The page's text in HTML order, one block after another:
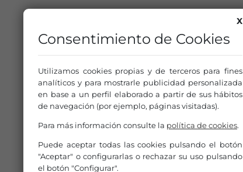
X
Consentimiento de Cookies
Utilizamos cookies propias y de terceros para fines
analíticos y para mostrarle publicidad personalizada
en base a un perfil elaborado a partir de sus hábitos
de navegación (por ejemplo, páginas visitadas).
Para más información consulte la política de cookies.
Puede aceptar todas las cookies pulsando el botón
"Aceptar" o configurarlas o rechazar su uso pulsando
el botón "Configurar".